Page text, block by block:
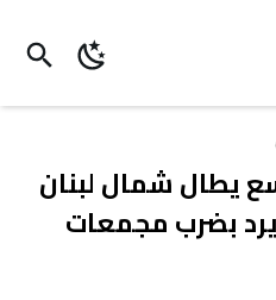
يطال شمال لبنان
يرد بضرب مجمعات